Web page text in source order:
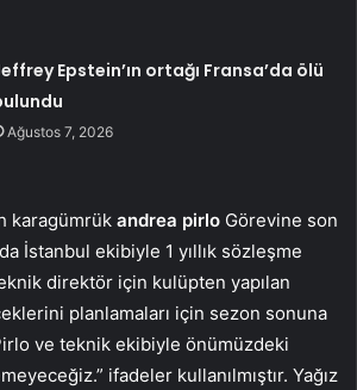
Epstein’ın ortağı Fransa’da ölü
Ağustos 7, 2026
karagümrük andrea pirlo Görevine son
İstanbul ekibiyle 1 yıllık sözleşme
direktör için kulüpten yapılan
planlamaları için sezon sonuna
ve teknik ekibiyle önümüzdeki
ifadeler kullanılmıştır. Yağız